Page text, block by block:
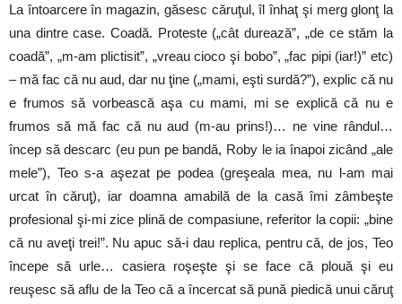
La întoarcere în magazin, găsesc căruţul, îl înhaţ şi merg glonţ la
una dintre case. Coadă. Proteste („cât durează”, „de ce stăm la
coadă”, „m-am plictisit”, „vreau cioco şi bobo”, „fac pipi (iar!)” etc)
– mă fac că nu aud, dar nu ţine („mami, eşti surdă?”), explic că nu
e frumos să vorbească aşa cu mami, mi se explică că nu e
frumos să mă fac că nu aud (m-au prins!)… ne vine rândul…
încep să descarc (eu pun pe bandă, Roby le ia înapoi zicând „ale
mele”), Teo s-a aşezat pe podea (greşeala mea, nu l-am mai
urcat în căruţ), iar doamna amabilă de la casă îmi zâmbeşte
profesional şi-mi zice plină de compasiune, referitor la copii: „bine
că nu aveţi trei!”. Nu apuc să-i dau replica, pentru că, de jos, Teo
începe să urle… casiera roşeşte şi se face că plouă şi eu
reuşesc să aflu de la Teo că a încercat să pună piedică unui căruţ